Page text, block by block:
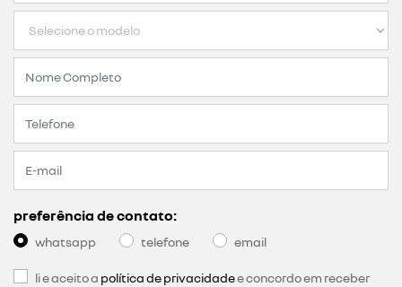
preferência de contato:
whatsapp telefone email
li e aceito a política de privacidadee concordo em receber